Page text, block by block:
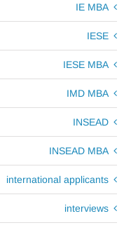
IE MBA
IESE
IESE MBA
IMD MBA
INSEAD
INSEAD MBA
international applicants
interviews